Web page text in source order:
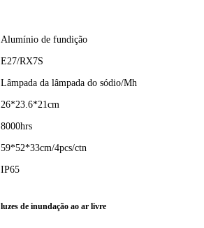
Alumínio de fundição
E27/RX7S
Lâmpada da lâmpada do sódio/Mh
26*23.6*21cm
8000hrs
59*52*33cm/4pcs/ctn
IP65
luzes de inundação ao ar livre